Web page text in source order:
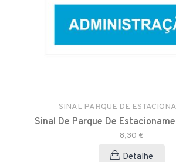
SINAL PARQUE DE
Sinal De Parque De
8,30 €
Detalhe